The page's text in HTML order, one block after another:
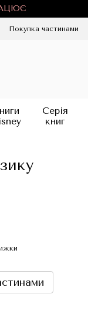
Покупка частинами
Серія
книг